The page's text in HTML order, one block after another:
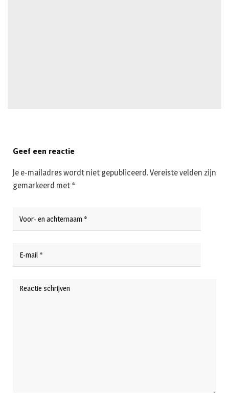
Geef een reactie
Je e-mailadres wordt niet gepubliceerd.Vereiste velden zijn
gemarkeerd met *